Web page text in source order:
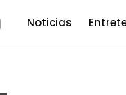
Noticias